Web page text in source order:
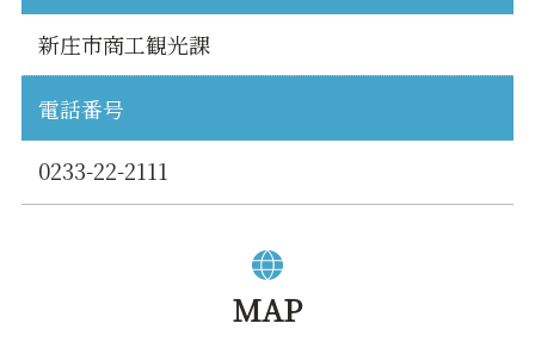
新庄市商工観光課
電話番号
0233-22-2111
MAP